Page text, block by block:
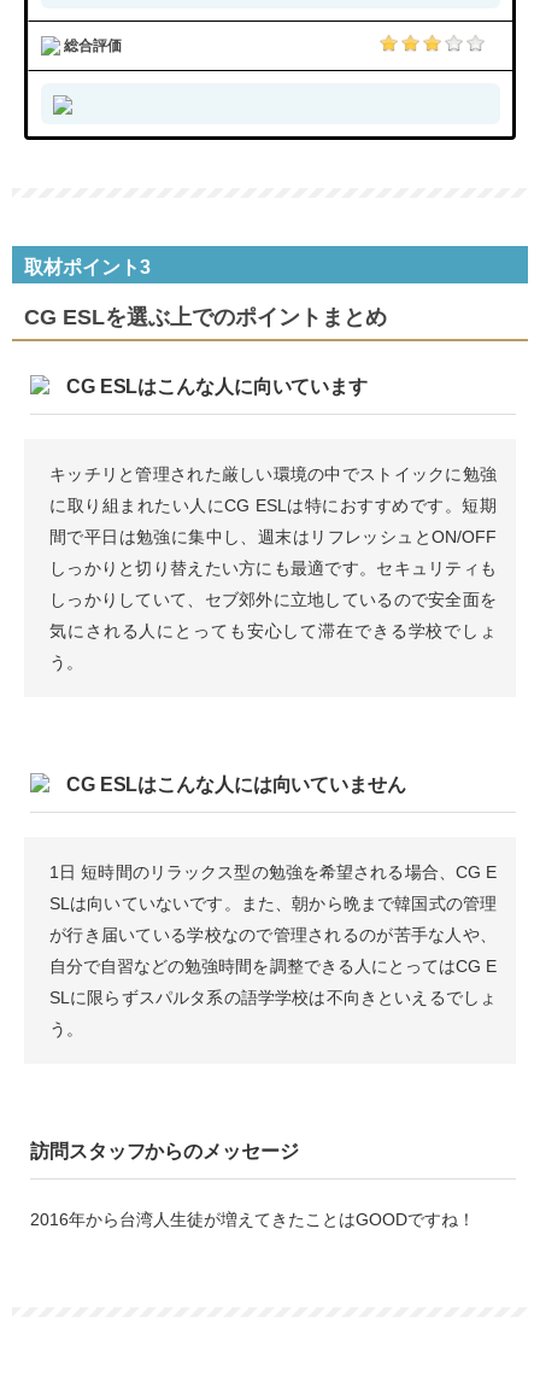
総合評価
取材ポイント3
CG ESLを選ぶ上でのポイントまとめ
CG ESLはこんな人に向いています
キッチリと管理された厳しい環境の中でストイックに勉強
に取り組まれたい人にCG ESLは特におすすめです。短期
間で平日は勉強に集中し、週末はリフレッシュとON/OFF
しっかりと切り替えたい方にも最適です。セキュリティも
しっかりしていて、セブ郊外に立地しているので安全面を
気にされる人にとっても安心して滞在できる学校でしょ
う。
CG ESLはこんな人には向いていません
1日 短時間のリラックス型の勉強を希望される場合、CG E
SLは向いていないです。また、朝から晩まで韓国式の管理
が行き届いている学校なので管理されるのが苦手な人や、
自分で自習などの勉強時間を調整できる人にとってはCG E
SLに限らずスパルタ系の語学学校は不向きといえるでしょ
う。
訪問スタッフからのメッセージ
2016年から台湾人生徒が増えてきたことはGOODですね！